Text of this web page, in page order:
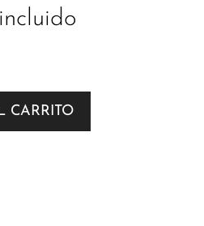
CARRITO